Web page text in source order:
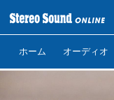
ホーム オーディオ